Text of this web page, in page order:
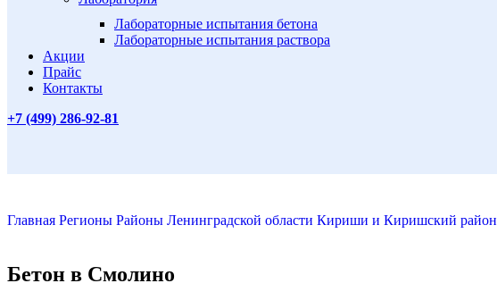
Лабораторные испытания бетона
Лабораторные испытания раствора
Акции
Прайс
Контакты
+7 (499) 286-92-81
Главная Регионы Районы Ленинградской области Кириши и Киришский район
Бетон в Смолино